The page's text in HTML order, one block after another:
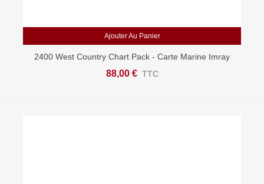
Ajouter Au Panier
2400 West Country Chart Pack - Carte Marine Imray
88,00 € TTC